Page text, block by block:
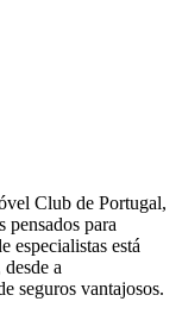
Club de Portugal,
pensados para
especialistas está
a
seguros vantajosos.